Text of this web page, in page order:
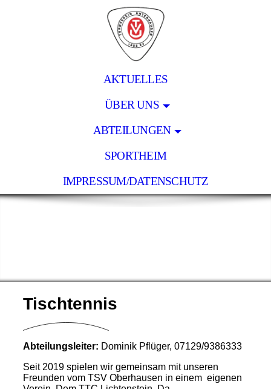
AKTUELLES
ÜBER UNS
ABTEILUNGEN
SPORTHEIM
IMPRESSUM/DATENSCHUTZ
Tischtennis
Abteilungsleiter: Dominik Pflüger, 07129/9386333
Seit 2019 spielen wir gemeinsam mit unseren
Freunden vom TSV Oberhausen in einem eigenen